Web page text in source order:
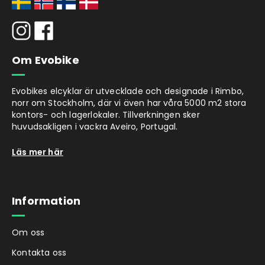
Om Evobike
Evobikes elcyklar är utvecklade och designade i Rimbo,
norr om Stockholm, där vi även har våra 5000 m2 stora
kontors- och lagerlokaler. Tillverkningen sker
huvudsakligen i vackra Aveiro, Portugal.
Läs mer här
Information
Om oss
Kontakta oss